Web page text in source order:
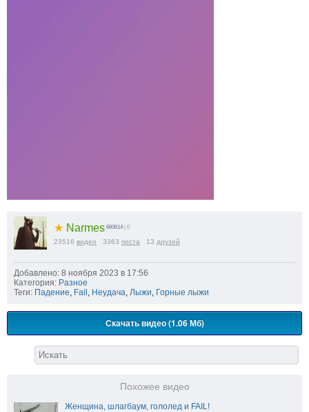
★ Narmes 660614 | 0
23516 видео 3363 поста 13 друзей
Добавлено: 8 ноября 2023 в 17:56
Категория: Разное
Теги: Падение Fail Неудача Лыжи Горные лыжи
Скачать видео (1.06 Мб)
Похожее видео
Женщина, шлагбаум, гололед и FAIL!